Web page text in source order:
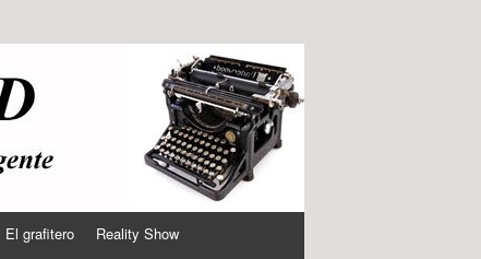
El grafitero Reality Show